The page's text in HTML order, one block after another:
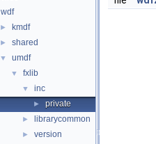
wdf
► kmdf
► shared
▼ umdf
▼ fxlib
▼ inc
► private
► librarycommon
► version